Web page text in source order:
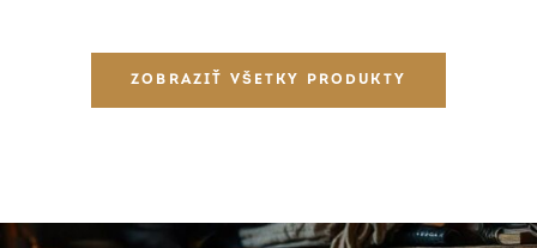
ZOBRAZIŤ VŠETKY PRODUKTY